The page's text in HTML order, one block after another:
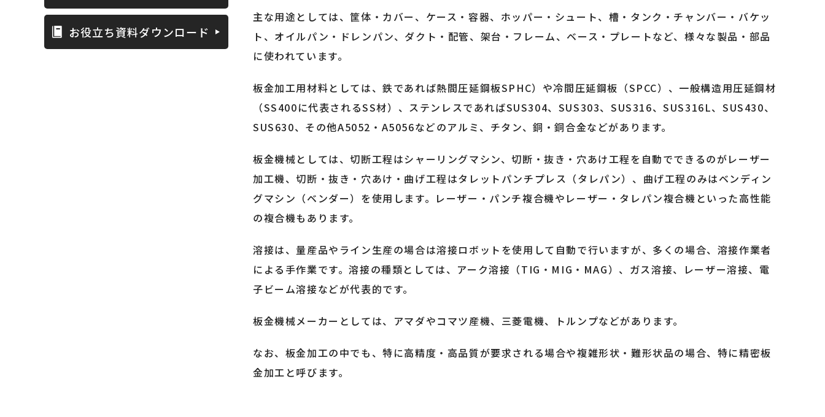
主な用途としては、筐体・カバー、ケース・容器、ホッパー・シュート、槽・タンク・チャンバー・バケッ
ト、オイルパン・ドレンパン、ダクト・配管、架台・フレーム、ベース・プレートなど、様々な製品・部品
に使われています。
板金加工用材料としては、鉄であれば熱間圧延鋼板SPHC）や冷間圧延鋼板（SPCC）、一般構造用圧延鋼材
（SS400に代表されるSS材）、ステンレスであればSUS304、SUS303、SUS316、SUS316L、SUS430、
SUS630、その他A5052・A5056などのアルミ、チタン、銅・銅合金などがあります。
板金機械としては、切断工程はシャーリングマシン、切断・抜き・穴あけ工程を自動でできるのがレーザー
加工機、切断・抜き・穴あけ・曲げ工程はタレットパンチプレス（タレパン）、曲げ工程のみはベンディン
グマシン（ベンダー）を使用します。レーザー・パンチ複合機やレーザー・タレパン複合機といった高性能
の複合機もあります。
溶接は、量産品やライン生産の場合は溶接ロボットを使用して自動で行いますが、多くの場合、溶接作業者
による手作業です。溶接の種類としては、アーク溶接（TIG・MIG・MAG）、ガス溶接、レーザー溶接、電
子ビーム溶接などが代表的です。
板金機械メーカーとしては、アマダやコマツ産機、三菱電機、トルンプなどがあります。
なお、板金加工の中でも、特に高精度・高品質が要求される場合や複雑形状・難形状品の場合、特に精密板
金加工と呼びます。
お役立ち資料ダウンロード